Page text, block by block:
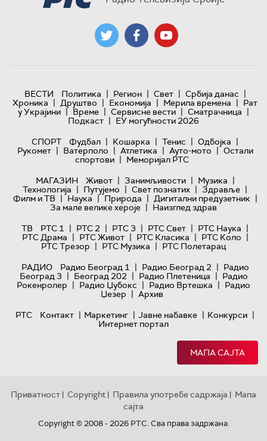
ВЕСТИ Политика | Регион | Свет | Србија данас |
Хроника | Друштво | Економија | Мерила времена | Рат
у Украјини | Време | Сервисне вести | Сматрачница |
Подкаст | ЕУ могућности 2026
СПОРТ
Фудбал | Кошарка | Тенис | Одбојка |
Рукомет | Ватерполо | Атлетика | Ауто-мото | Остали
спортови | Меморијал РТС
МАГАЗИН
Живот | Занимљивости | Музика |
Технологијa | Путујемо | Свет познатих | Здравље |
Филм и ТВ | Наука | Природа | Дигитални предузетник |
За мале велике хероје | Наизглед здрав
ТВ
РТС 1 | РТС 2 | РТС 3 | РТС Свет | РТС Наука |
РТС Драма | РТС Живот | РТС Класика | РТС Коло |
РТС Трезор | РТС Музика | РТС Полетарац
РАДИО
Радио Београд 1 | Радио Београд 2 | Радио
Београд 3 | Београд 202 | Радио Плетеница | Радио
Рокенролер | Радио Џубокс | Радио Вртешка | Радио
Џезер | Архив
РТС
Контакт | Маркетинг | Јавне набавке | Конкурси |
Интернет портал
МАПА САЈТА
Приватност | Copyright | Правила употребе садржаја | Мапа
сајта
Copyright © 2008 - 2026 РТС. Сва права задржана.